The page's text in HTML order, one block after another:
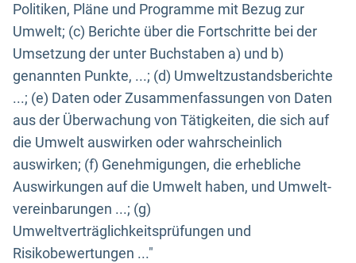
Politiken, Pläne und Programme mit Bezug zur
Umwelt; (c) Berichte über die Fortschritte bei der
Umsetzung der unter Buchstaben a) und b)
genannten Punkte, ...; (d) Umweltzustandsberichte
...; (e) Daten oder Zusammenfassungen von Daten
aus der Überwachung von Tätigkeiten, die sich auf
die Umwelt auswirken oder wahrscheinlich
auswirken; (f) Genehmigungen, die erhebliche
Auswirkungen auf die Umwelt haben, und Umwelt-
vereinbarungen ...; (g)
Umweltverträglichkeitsprüfungen und
Risikobewertungen ..."